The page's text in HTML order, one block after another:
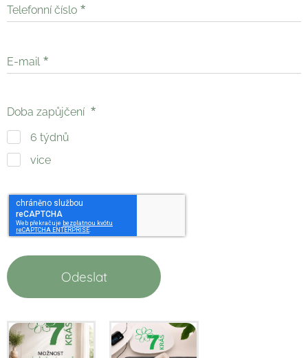
Telefonní číslo
E-mail
Doba zapůjčení
6 týdnů
vice
Odeslat